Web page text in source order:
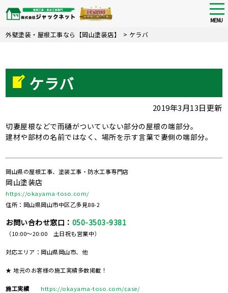
Skip
MENU
外壁塗装・屋根工事なら【岡山塗装店】 > ケラバ
ケラバ
2019年3月13日更新
切妻屋根などで雨樋がついていない部分の屋根の端部分。
建材や部材の名前ではなく、場所を示す言葉で妻側の端部分。
岡山県の屋根工事、塗装工事・防水工事専門店
岡山塗装店
https://okayama-toso.com/
住所：岡山県岡山市中区乙多見88-2
お問い合わせ窓口： 050-3503-9381
（10:00～20:00 土日祝も営業中）
対応エリア：岡山県岡山市、他
★ 地元のお客様の施工実績多数掲載！
施工実績
https://okayama-toso.com/case/